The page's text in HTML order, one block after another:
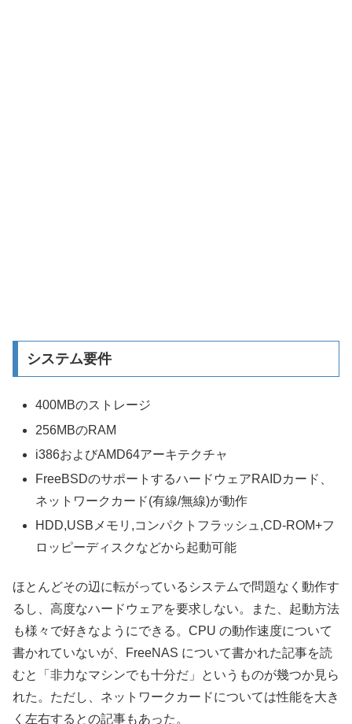
システム要件
400MBのストレージ
256MBのRAM
i386およびAMD64アーキテクチャ
FreeBSDのサポートするハードウェアRAIDカード、
ネットワークカード(有線/無線)が動作
HDD,USBメモリ,コンパクトフラッシュ,CD-ROM+フ
ロッピーディスクなどから起動可能
ほとんどその辺に転がっているシステムで問題なく動作す
るし、高度なハードウェアを要求しない。また、起動方法
も様々で好きなようにできる。CPU の動作速度について
書かれていないが、FreeNAS について書かれた記事を読
むと「非力なマシンでも十分だ」というものが幾つか見ら
れた。ただし、ネットワークカードについては性能を大き
く左右するとの記事もあった。